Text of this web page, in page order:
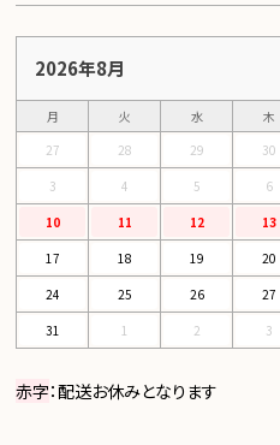
2026年8月
月 火 水 木
27
28 29 30
3
4 5 6
10
11 12 13
17
18 19 20
24
25 26 27
31
1 2 3
赤字：配送お休みとなります